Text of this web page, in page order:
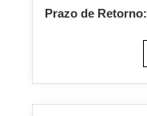
Prazo de Retorno: